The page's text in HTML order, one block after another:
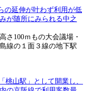
の延伸が叶わず利用が低
が随所にみられる中之
さ100ｍもの大会議場・
線の１面３線の地下駅